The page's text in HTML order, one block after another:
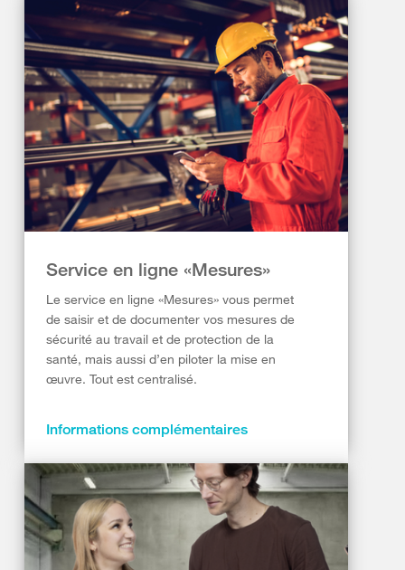
Service en ligne «Mesures»
Le service en ligne «Mesures» vous permet
de saisir et de documenter vos mesures de
sécurité au travail et de protection de la
santé, mais aussi d’en piloter la mise en
œuvre. Tout est centralisé.
Informations complémentaires